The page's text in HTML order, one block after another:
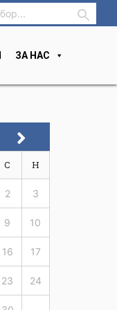
ЗА НАС
С Н
2 3
9 10
16 17
23 24